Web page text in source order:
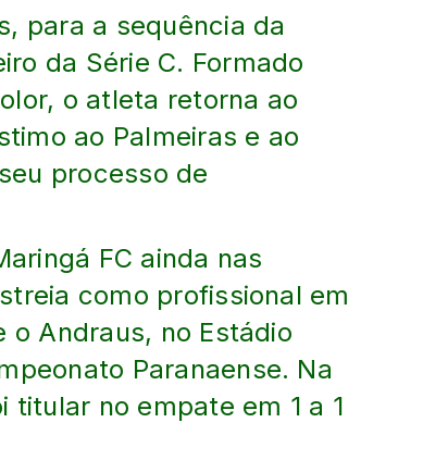
para a sequência da
da Série C. Formado
o atleta retorna ao
ao Palmeiras e ao
processo de
FC ainda nas
como profissional em
Andraus, no Estádio
Paranaense. Na
no empate em 1 a 1